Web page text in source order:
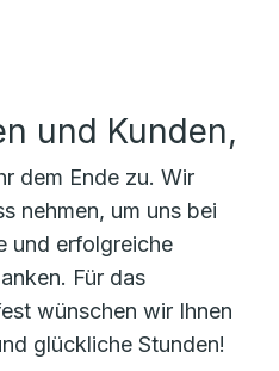
und Kunden,
dem Ende zu. Wir
nehmen, um uns bei
und erfolgreiche
Für das
wünschen wir Ihnen
glückliche Stunden!